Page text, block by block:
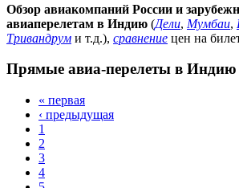
Обзор авиакомпаний России и
авиаперелетам в Индию (Дели, Мумбаи,
Тривандрум и т.д.), сравнение цен на
Прямые авиа-перелеты в Индию
« первая
‹ предыдущая
1
2
3
4